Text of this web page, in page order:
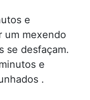
e
um mexendo
se desfaçam.
e
.